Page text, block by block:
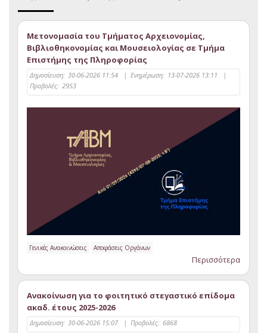
Μετονομασία του Τμήματος Αρχειονομίας,
Βιβλιοθηκονομίας και Μουσειολογίας σε Τμήμα
Επιστήμης της Πληροφορίας
Δημοσίευση: 30-06-2026 11:54 | Ενημέρωση: 13-07-2026 13:11
|
Προβολές: 2953
Γενικές Ανακοινώσεις Αποφάσεις Οργάνων
Περισσότερα
Ανακοίνωση για το φοιτητικό στεγαστικό επίδομα
ακαδ. έτους 2025-2026
Δημοσίευση: 30-06-2026 15:07 | Προβολές: 6868